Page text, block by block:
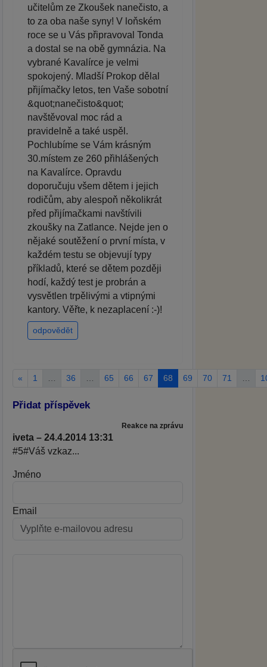
učitelům ze Zkoušek nanečisto, a
to za oba naše syny! V loňském
roce se u Vás připravoval Tonda
a dostal se na obě gymnázia. Na
vybrané Kavalírce je velmi
spokojený. Mladší Prokop dělal
přijímačky letos, ten Vaše sobotní
&quot;nanečisto&quot;
navštěvoval moc rád a
pravidelně a také uspěl.
Pochlubíme se Vám krásným
30.místem ze 260 přihlášených
na Kavalírce. Opravdu
doporučuju všem dětem i jejich
rodičům, aby alespoň několikrát
před přijímačkami navštívili
zkoušky na Zatlance. Nejde jen o
nějaké soutěžení o první místa, v
každém testu se objevují typy
příkladů, které se dětem později
hodí, každý test je probrán a
vysvětlen trpělivými a vtipnými
kantory. Věřte, k nezaplacení :-)!
odpovědět
« 1 36 65 66 67 68 69 70 71
Přidat příspěvek
Reakce na zprávu
iveta – 24.4.2014 13:31
#5#Váš vzkaz...
Jméno
Email